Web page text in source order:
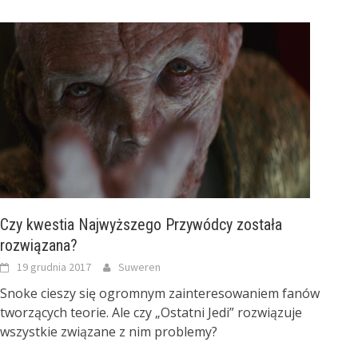
Czy kwestia Najwyższego Przywódcy została
rozwiązana?
19 grudnia 2017 Suweren
Snoke cieszy się ogromnym zainteresowaniem fanów
tworzących teorie. Ale czy „Ostatni Jedi” rozwiązuje
wszystkie związane z nim problemy?